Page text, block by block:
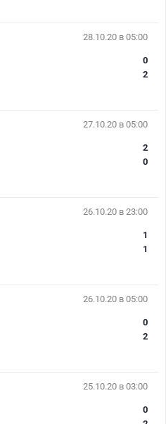
28.10.20 в 05:00
0
2
27.10.20 в 05:00
2
0
26.10.20 в 23:00
1
1
26.10.20 в 05:00
0
2
25.10.20 в 03:00
0